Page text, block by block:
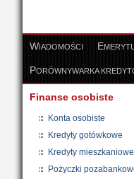
WIADOMOŚCI E
PORÓWNYWARKA
Finanse osobiste
Konta osobiste
Kredyty gotówkowe
Kredyty mieszkaniowe
Pożyczki